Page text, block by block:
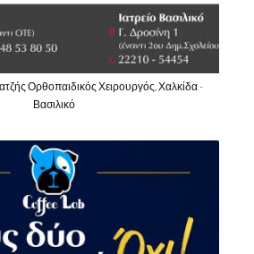
Ορθοπαιδικός Χειρουργός, Χαλκίδα -
Βασιλικό